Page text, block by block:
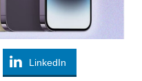
LinkedIn